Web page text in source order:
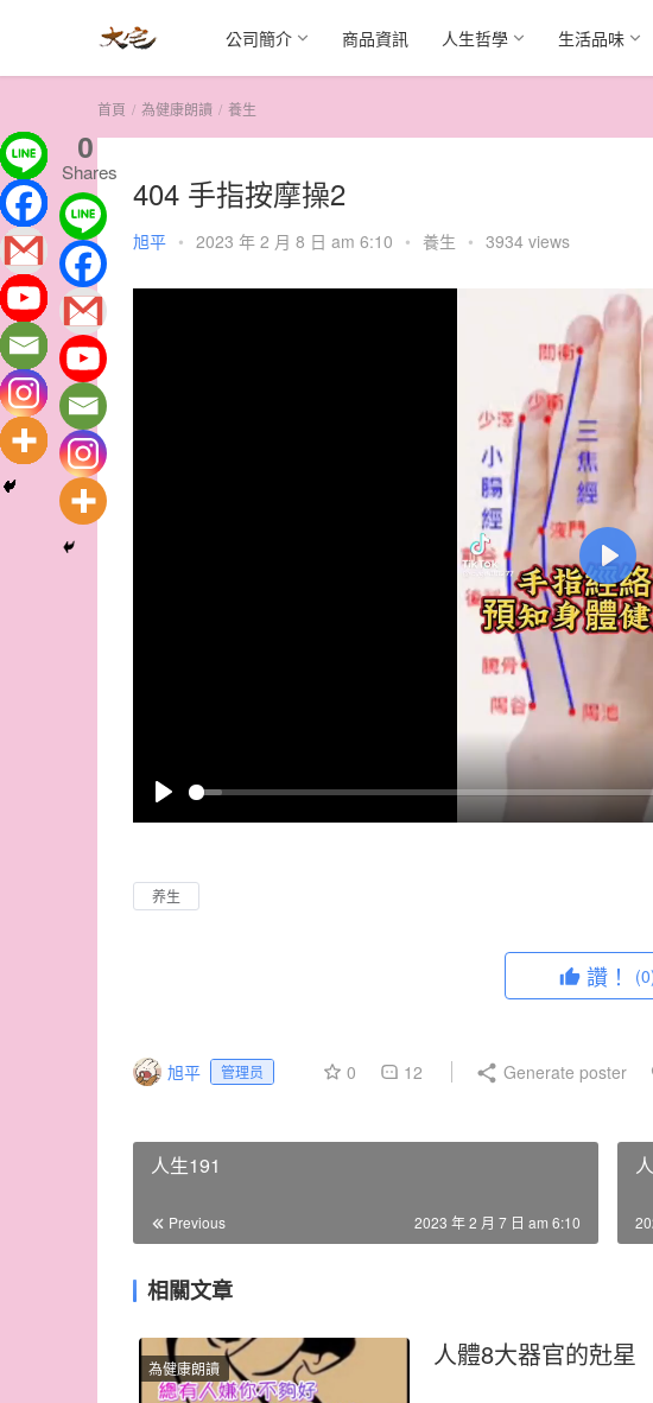
公司簡介 商品資訊 人生哲學 生活品味
首頁 為健康朗讀 養生
404 手指按摩操2
旭平 • 2023 年 2 月 8 日 am 6:10 • 養生 • 3934 views
P
a
y
P
l
养生
讚！
旭平 管理员 0 12 Generate poster
人生191
Previous 2023 年 2 月 7 日 am 6:10
相關文章
為健康朗讀 人體8大器官的兙星
0
Shares